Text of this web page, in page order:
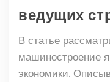
ведущих
В статье
машиностроение
экономики.